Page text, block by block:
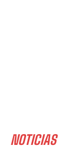
NOTICIAS